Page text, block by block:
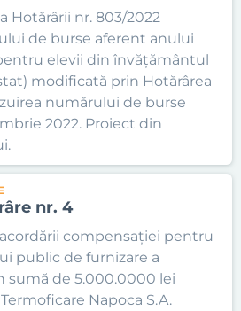
Hotărârii nr. 803/2022
de burse aferent anului
elevii din învățământul
modificată prin Hotărârea
numărului de burse
2022. Proiect din
nr. 4
compensației pentru
public de furnizare a
sumă de 5.000.0000 lei
Napoca S.A.